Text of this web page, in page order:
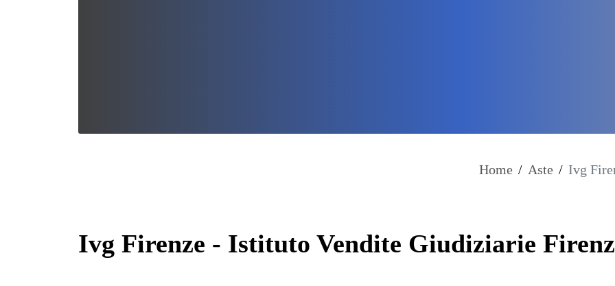
Home / Aste / Ivg
Ivg Firenze - Istituto Vendite Giudiziarie